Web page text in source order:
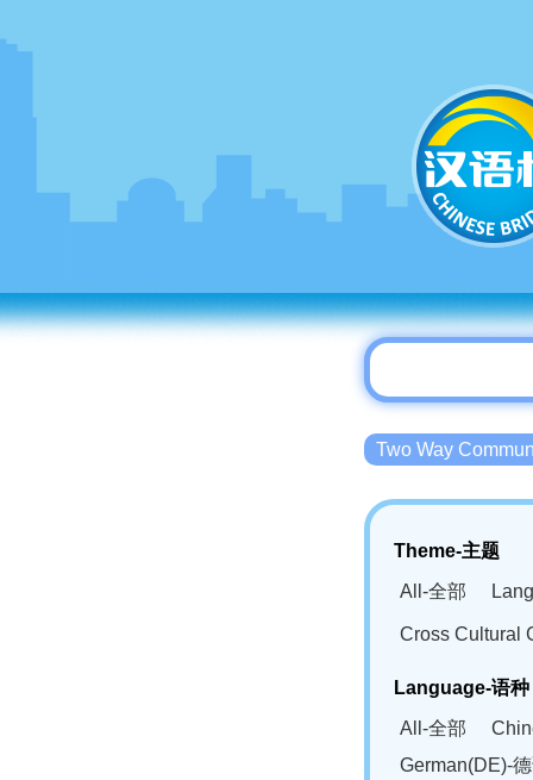
Two Way
Theme-主题
All-全部
Cross Cultural
Language-语种
All-全部
German(DE)-